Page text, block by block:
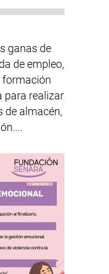
ganas de
de empleo,
formación
para realizar
de almacén,